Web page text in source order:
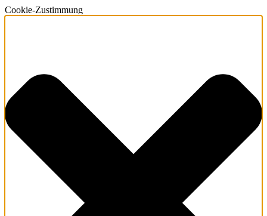
Cookie-Zustimmung